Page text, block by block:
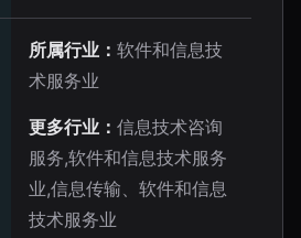
所属行业： 软件和信息技
术服务业
更多行业： 信息技术咨询
服务,软件和信息技术服务
业,信息传输、软件和信息
技术服务业